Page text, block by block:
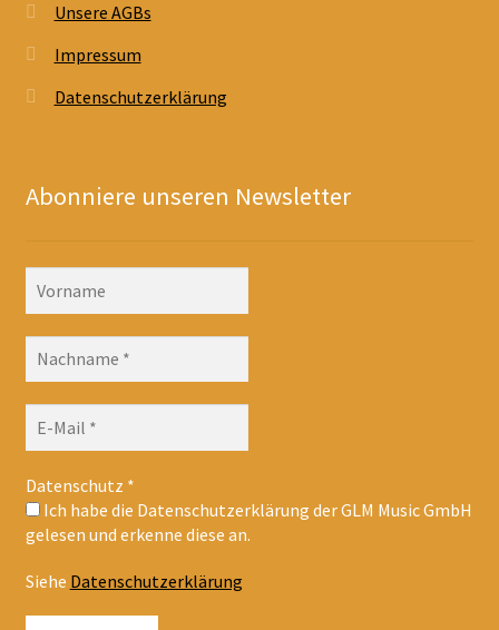
Unsere AGBs
Impressum
Datenschutzerklärung
Abonniere unseren Newsletter
Datenschutz *
Ich habe die Datenschutzerklärung der GLM Music GmbH
gelesen und erkenne diese an.
Siehe Datenschutzerklärung